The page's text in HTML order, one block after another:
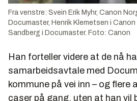
Fra venstre: Svein Erik Myhr, Canon
Documaster, Henrik Klemetsen i
Sandberg i Documaster. Foto: Canon
Han forteller videre at de nå
samarbeidsavtale med
kommune på vei inn – og flere
caser på gang, uten at han vil